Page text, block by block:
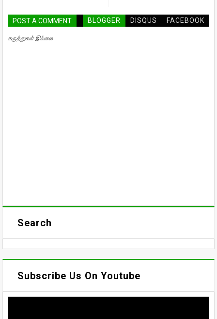
POST A COMMENT BLOGGER DISQUS FACEBOOK
கருத்துகள் இல்லை
Search
Subscribe Us On Youtube